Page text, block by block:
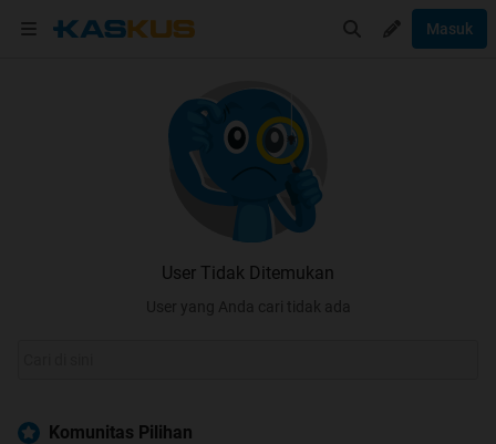
Masuk
User Tidak Ditemukan
User yang Anda cari tidak ada
Komunitas Pilihan